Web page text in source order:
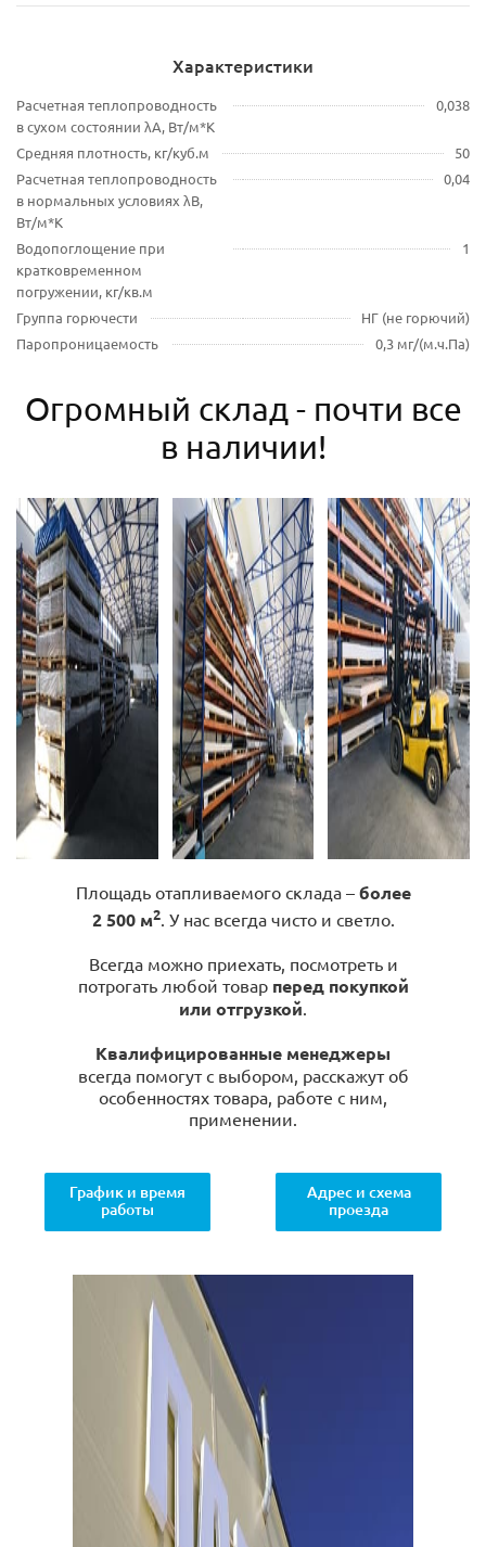
Характеристики
Расчетная теплопроводность
в сухом состоянии λA, Вт/м*К
0,038
Средняя плотность, кг/куб.м
50
Расчетная теплопроводность
в нормальных условиях λB,
Вт/м*К
0,04
Водопоглощение при
кратковременном
погружении, кг/кв.м
1
Группа горючести
НГ (не горючий)
Паропроницаемость
0,3 мг/(м.ч.Па)
Огромный склад - почти все
в наличии!
Площадь отапливаемого склада – более
2 500 м2. У нас всегда чисто и светло.
Всегда можно приехать, посмотреть и
потрогать любой товар перед покупкой
или отгрузкой.
Квалифицированные менеджеры
всегда помогут с выбором, расскажут об
особенностях товара, работе с ним,
применении.
График и время
работы
Адрес и схема
проезда